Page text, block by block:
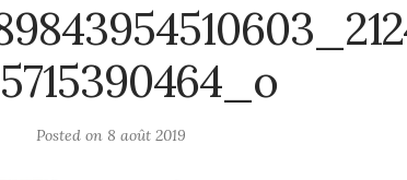
Posted on 8 août 2019